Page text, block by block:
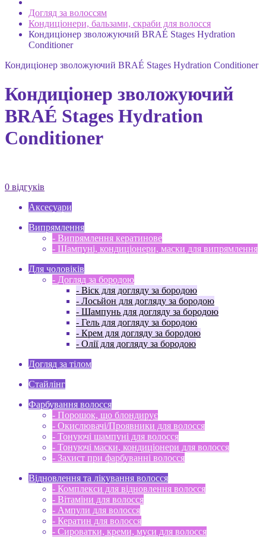
Догляд за волоссям
Кондиціонери, бальзами, скраби для волосся
Кондиціонер зволожуючий BRAÉ Stages Hydration
Conditioner
Кондиціонер зволожуючий BRAÉ Stages Hydration Conditioner
Кондиціонер зволожуючий
BRAÉ Stages Hydration
Conditioner
0 відгуків
Аксесуари
Випрямлення
- Випрямлення кератинове
- Шампуні, кондиціонери, маски для випрямлення
Для чоловіків
- Догляд за бородою
- Віск для догляду за бородою
- Лосьйон для догляду за бородою
- Шампунь для догляду за бородою
- Гель для догляду за бородою
- Крем для догляду за бородою
- Олії для догляду за бородою
Догляд за тілом
Стайлінг
Фарбування волосся
- Порошок, що блондирує
- Окислювачі/Проявники для волосся
- Тонуючі шампуні для волосся
- Тонуючі маски, кондиціонери для волосся
- Захист при фарбуванні волосся
Відновлення та лікування волосся
- Комплекси для відновлення волосся
- Вітаміни для волосся
- Ампули для волосся
- Кератин для волосся
- Сироватки, креми, муси для волосся